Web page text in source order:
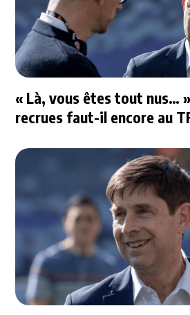
« Là, vous êtes tout nus…
recrues faut-il encore au